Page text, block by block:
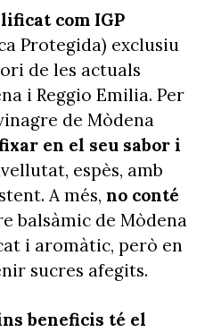
com IGP
Protegida) exclusiu
de les actuals
i Reggio Emilia. Per
de Mòdena
en el seu sabor i
espès, amb
A més, no conté
balsàmic de Mòdena
i aromàtic, però en
sucres afegits.
beneficis té el